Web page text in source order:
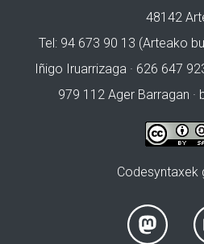
48142
Tel: 94 673 90 13 (Arteako
Iñigo Iruarrizaga · 626 647
979 112 Ager Barragan ·
Codesyntaxek